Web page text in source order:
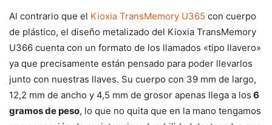
Al contrario que el Kioxia TransMemory U365 con cuerpo
de plástico, el diseño metalizado del Kioxia TransMemory
U366 cuenta con un formato de los llamados «tipo llavero»
ya que precisamente están pensado para poder llevarlos
junto con nuestras llaves. Su cuerpo con 39 mm de largo,
12,2 mm de ancho y 4,5 mm de grosor apenas llega a los 6
gramos de peso, lo que no quita que en la mano tengamos